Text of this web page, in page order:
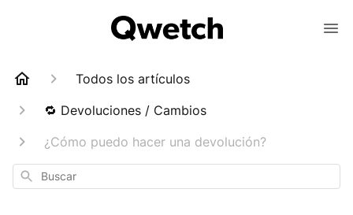
Todos los artículos
🔁 Devoluciones / Cambios
¿Cómo puedo hacer una devolución?
Buscar